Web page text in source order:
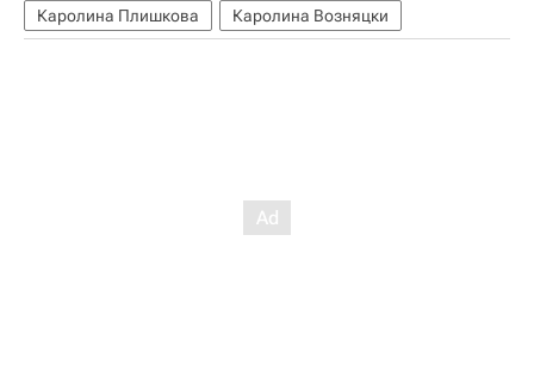
Каролина Плишкова Каролина Возняцки